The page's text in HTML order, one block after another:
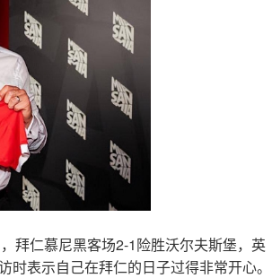
拜仁慕尼黑客场2-1险胜沃尔夫斯堡，英
表示自己在拜仁的日子过得非常开心。